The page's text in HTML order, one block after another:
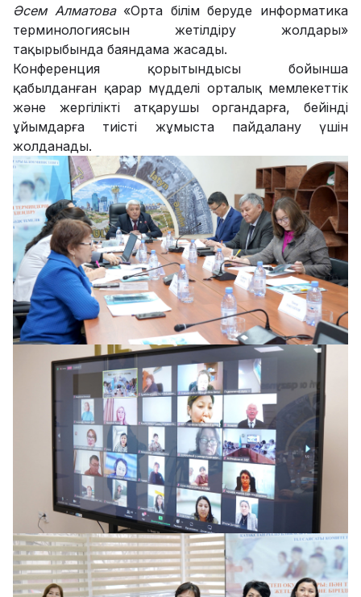
Әсем Алматова«Орта білім беруде информатика
терминологиясын жетілдіру жолдары»
тақырыбында баяндама жасады.
Конференция қорытындысы бойынша
қабылданған қарар мүдделі орталық мемлекеттік
және жергілікті атқарушы органдарға, бейінді
ұйымдарға тиісті жұмыста пайдалану үшін
жолданады.